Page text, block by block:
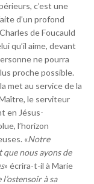
c’est une
d’un profond
de Foucauld
qu’il aime, devant
ne pourra
proche possible.
met au service de la
Maître, le serviteur
en Jésus-
l’horizon
«Notre
nous ayons de
» écrira-t-il à Marie
l’ostensoir à sa